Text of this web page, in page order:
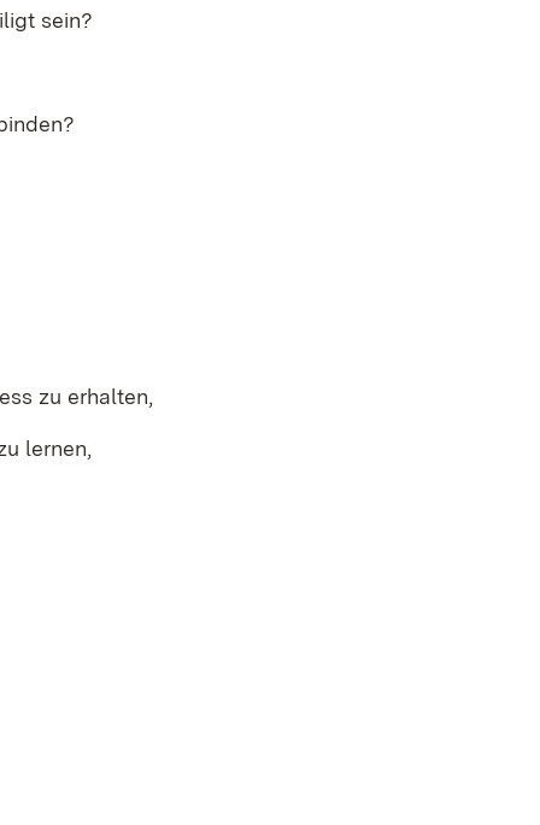
sein?
zu erhalten,
lernen,